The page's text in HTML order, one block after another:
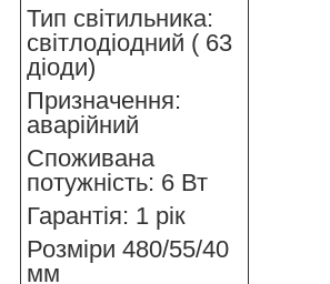
Тип світильника:
світлодіодний ( 63
діоди)
Призначення:
аварійний
Споживана
потужність: 6 Вт
Гарантія: 1 рік
Розміри 480/55/40
мм